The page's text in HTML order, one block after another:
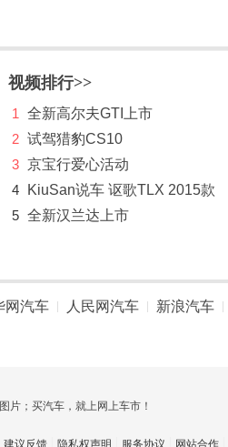
视频排行>>
1
全新高尔夫GTI上市
2 试驾猎豹CS10
3 京宝行爱心活动
4
KiuSan说车 讴歌TLX 2015款
5 全新汉兰达上市
网汽车 人民网汽车 新浪汽车
建议反馈 隐私权声明 服务协议 网站合作